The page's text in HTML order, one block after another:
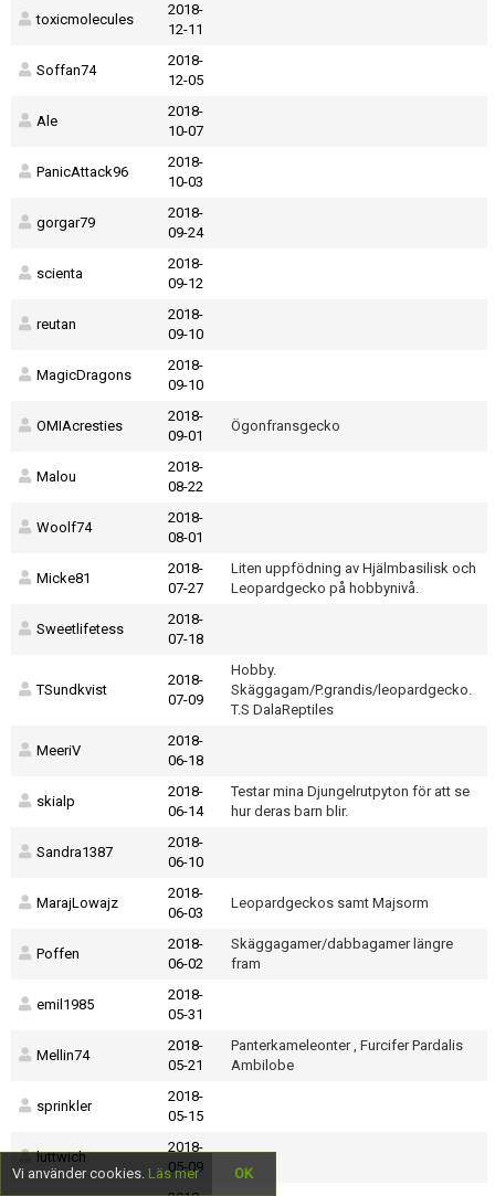
toxicmolecules
2018-
12-11
Soffan74
2018-
12-05
Ale
2018-
10-07
PanicAttack96
2018-
10-03
gorgar79
2018-
09-24
scienta
2018-
09-12
reutan
2018-
09-10
MagicDragons
2018-
09-10
OMIAcresties
2018-
09-01
Ögonfransgecko
Malou
2018-
08-22
Woolf74
2018-
08-01
Micke81
2018-
07-27
Liten uppfödning av Hjälmbasilisk och
Leopardgecko på hobbynivå.
Sweetlifetess
2018-
07-18
TSundkvist
2018-
07-09
Hobby.
Skäggagam/P.grandis/leopardgecko.
T.S DalaReptiles
MeeriV
2018-
06-18
skialp
2018-
06-14
Testar mina Djungelrutpyton för att se
hur deras barn blir.
Sandra1387
2018-
06-10
MarajLowajz
2018-
06-03
Leopardgeckos samt Majsorm
Poffen
2018-
06-02
Skäggagamer/dabbagamer längre
fram
emil1985
2018-
05-31
Mellin74
2018-
05-21
Panterkameleonter , Furcifer Pardalis
Ambilobe
sprinkler
2018-
05-15
luttwich
2018-
05-09
Vi använder cookies. Läs mer OK